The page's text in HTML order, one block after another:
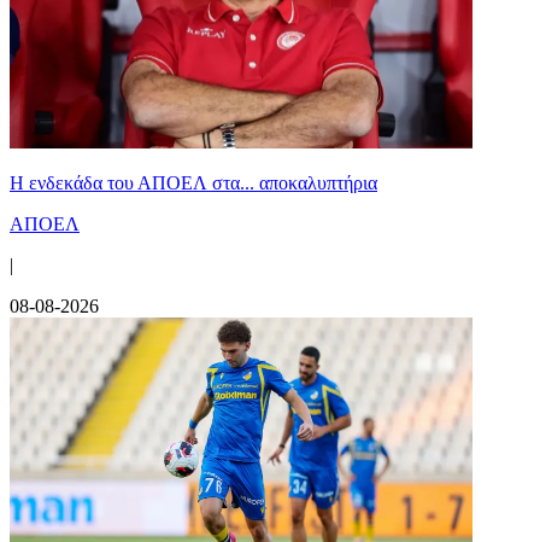
Η ενδεκάδα του ΑΠΟΕΛ στα... αποκαλυπτήρια
ΑΠΟΕΛ
|
08-08-2026